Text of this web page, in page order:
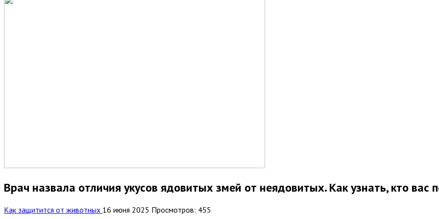
Врач назвала отличия укусов ядовитых змей от неядовитых. Как узнать, кто вас
Как защитится от животных 16 июня 2025 Просмотров: 455